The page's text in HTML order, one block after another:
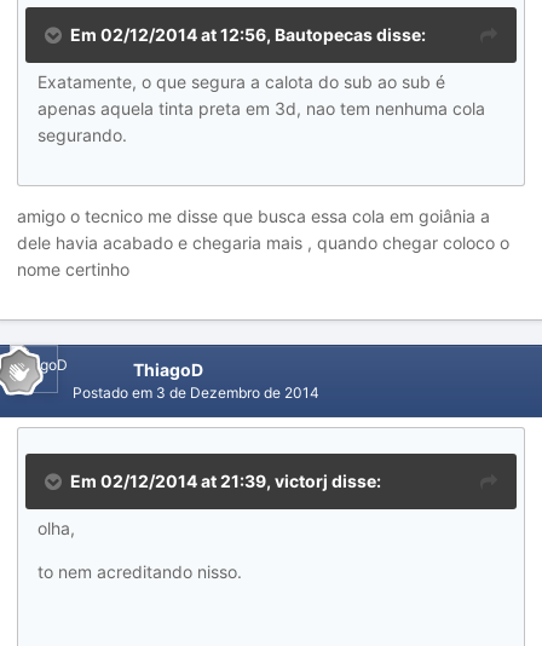
Em 02/12/2014 at 12:56, Bautopecas disse:
Exatamente, o que segura a calota do sub ao sub é
apenas aquela tinta preta em 3d, nao tem nenhuma cola
segurando.
amigo o tecnico me disse que busca essa cola em goiânia a
dele havia acabado e chegaria mais , quando chegar coloco o
nome certinho
ThiagoD
Postado em 3 de Dezembro de 2014
Em 02/12/2014 at 21:39, victorj disse:
olha,
to nem acreditando nisso.